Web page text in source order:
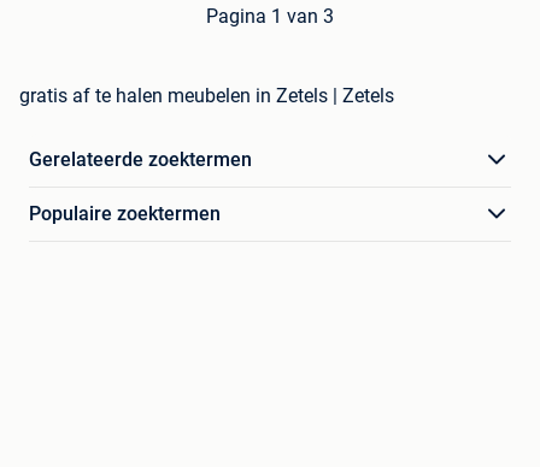
Pagina 1 van 3
gratis af te halen meubelen in Zetels | Zetels
Gerelateerde zoektermen
Populaire zoektermen